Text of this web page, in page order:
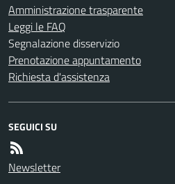
Amministrazione trasparente
Leggi le FAQ
Segnalazione disservizio
Prenotazione appuntamento
Richiesta d'assistenza
SEGUICI SU
Newsletter